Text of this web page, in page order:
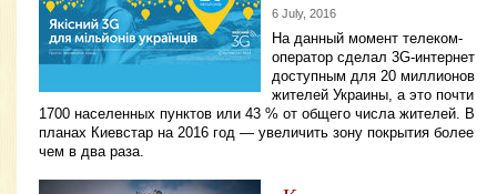
6 July, 2016
На данный момент телеком-
оператор сделал 3G-интернет
доступным для 20 миллионов
жителей Украины, а это почти
1700 населенных пунктов или 43 % от общего числа жителей. В
планах Киевстар на 2016 год — увеличить зону покрытия более
чем в два раза.